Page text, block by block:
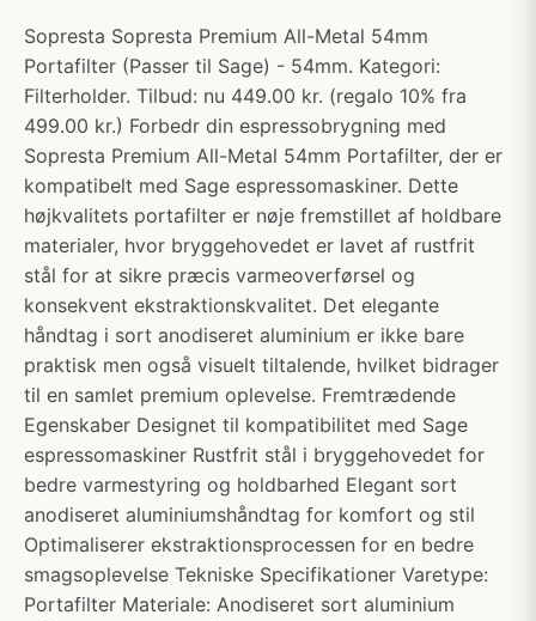
Sopresta Sopresta Premium All-Metal 54mm
Portafilter (Passer til Sage) - 54mm. Kategori:
Filterholder. Tilbud: nu 449.00 kr. (regalo 10% fra
499.00 kr.) Forbedr din espressobrygning med
Sopresta Premium All-Metal 54mm Portafilter, der er
kompatibelt med Sage espressomaskiner. Dette
højkvalitets portafilter er nøje fremstillet af holdbare
materialer, hvor bryggehovedet er lavet af rustfrit
stål for at sikre præcis varmeoverførsel og
konsekvent ekstraktionskvalitet. Det elegante
håndtag i sort anodiseret aluminium er ikke bare
praktisk men også visuelt tiltalende, hvilket bidrager
til en samlet premium oplevelse. Fremtrædende
Egenskaber Designet til kompatibilitet med Sage
espressomaskiner Rustfrit stål i bryggehovedet for
bedre varmestyring og holdbarhed Elegant sort
anodiseret aluminiumshåndtag for komfort og stil
Optimaliserer ekstraktionsprocessen for en bedre
smagsoplevelse Tekniske Specifikationer Varetype:
Portafilter Materiale: Anodiseret sort aluminium